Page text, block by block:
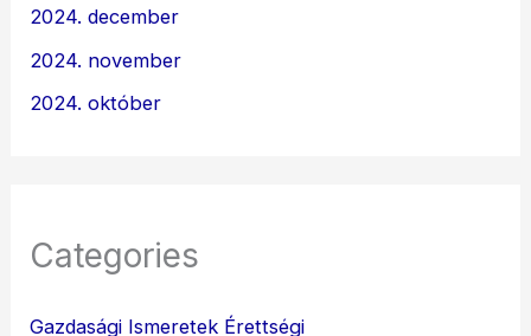
2024. december
2024. november
2024. október
Categories
Gazdasági Ismeretek Érettségi